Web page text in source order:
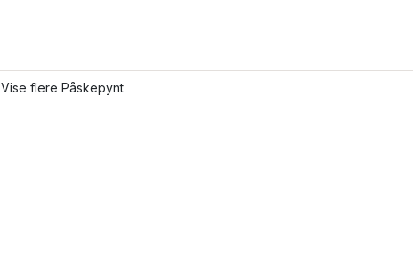
Vise flere Påskepynt